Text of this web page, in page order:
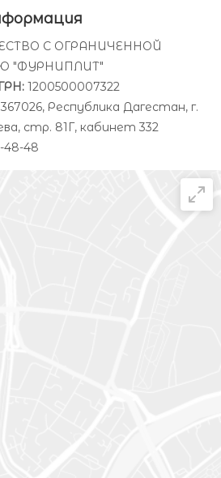
С ОГРАНИЧЕННОЙ
"ФУРНИПЛИТ"
1200500007322
367026, Республика Дагестан, г.
стр. 81Г, кабинет 332
48-48